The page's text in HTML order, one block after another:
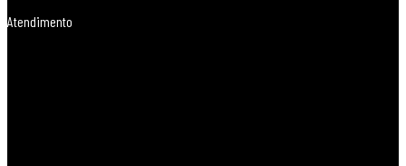
Atendimento